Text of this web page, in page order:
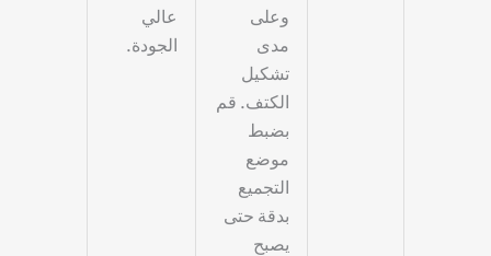
وعلى
مدى
تشكيل
الكتف. قم
بضبط
موضع
التجميع
بدقة حتى
يصبح
عالي
الجودة.